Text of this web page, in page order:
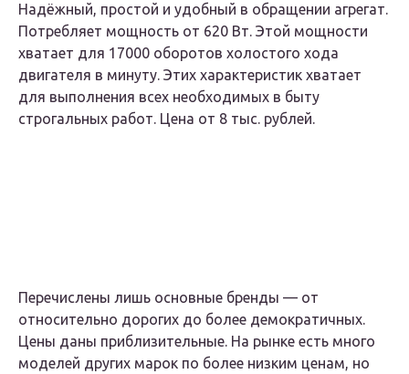
Надёжный, простой и удобный в обращении агрегат.
Потребляет мощность от 620 Вт. Этой мощности
хватает для 17000 оборотов холостого хода
двигателя в минуту. Этих характеристик хватает
для выполнения всех необходимых в быту
строгальных работ. Цена от 8 тыс. рублей.
Перечислены лишь основные бренды — от
относительно дорогих до более демократичных.
Цены даны приблизительные. На рынке есть много
моделей других марок по более низким ценам, но